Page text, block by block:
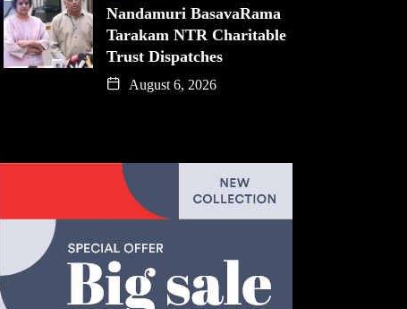
Nandamuri BasavaRama
Tarakam NTR Charitable
Trust Dispatches
August 6, 2026